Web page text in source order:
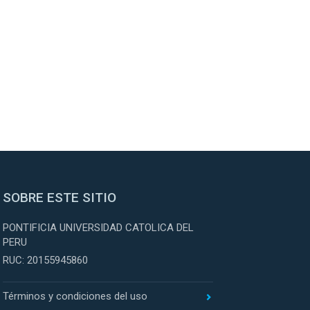
SOBRE ESTE SITIO
PONTIFICIA UNIVERSIDAD CATOLICA DEL
PERU
RUC: 20155945860
Términos y condiciones del uso